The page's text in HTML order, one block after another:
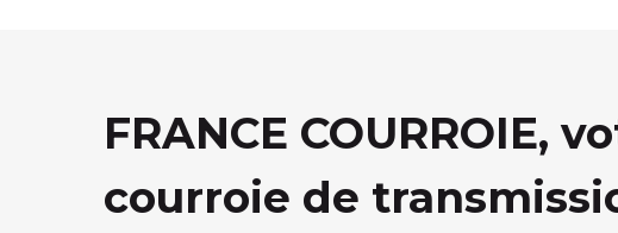
FRANCE COURROIE,
courroie de